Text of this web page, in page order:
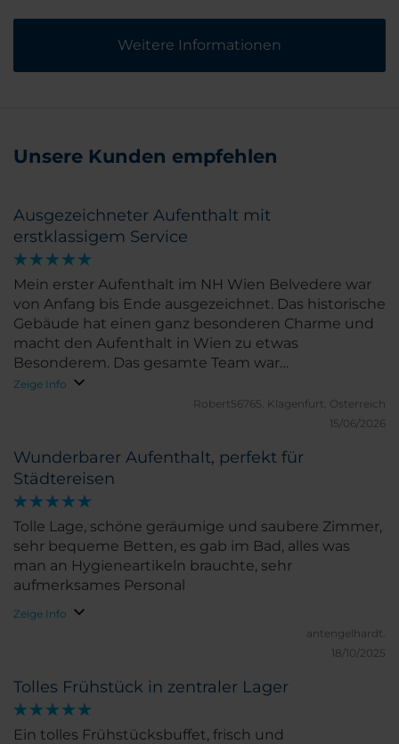
Weitere Informationen
Unsere Kunden empfehlen
Ausgezeichneter Aufenthalt mit
erstklassigem Service
Mein erster Aufenthalt im NH Wien Belvedere war
von Anfang bis Ende ausgezeichnet. Das historische
Gebäude hat einen ganz besonderen Charme und
macht den Aufenthalt in Wien zu etwas
Besonderem. Das gesamte Team war
außerordentlich freundlich, aufmerksam und
den hervorragenden Service. Ich wurde freundlich
Upgrades informiert. Die Zimmer waren sehr
sauber, gepflegt und komfortabel. Auch das
Frühstück war ausgezeichnet und ließ keine
Wünsche offen. Die Lage des Hotels ist ideal, und
die hohe Qualität, die man von NH Hotels erwartet,
wurde in jeder Hinsicht erfüllt. Vielen Dank für die
angenehme Zeit während meines beruflichen
Wien Belvedere, komme aber ganz bestimmt
wieder. Eine klare Empfehlung und volle 10 von 10
Zeige Info
Robert56765. Klagenfurt, Österreich
15/06/2026
Wunderbarer Aufenthalt, perfekt für
Städtereisen
Tolle Lage, schöne geräumige und saubere Zimmer,
sehr bequeme Betten, es gab im Bad, alles was
man an Hygieneartikeln brauchte, sehr
aufmerksames Personal
Zeige Info
antengelhardt.
18/10/2025
Tolles Frühstück in zentraler Lager
Ein tolles Frühstücksbuffet, frisch und